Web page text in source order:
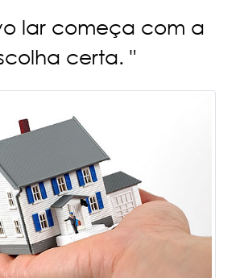
lar começa com a
certa. "